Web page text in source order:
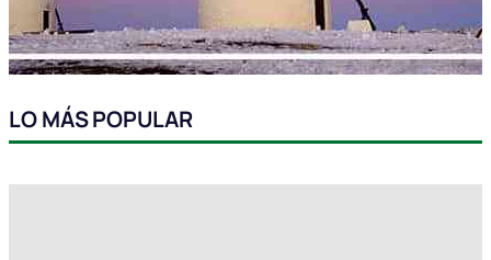
LO MÁS POPULAR